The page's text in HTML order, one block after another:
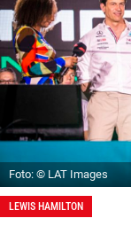
Foto: © LAT Images
LEWIS HAMILTON